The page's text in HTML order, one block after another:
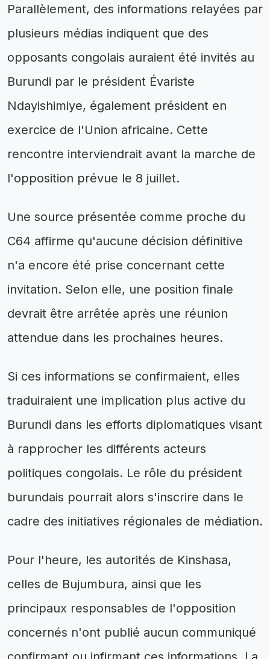
Parallèlement, des informations relayées par
plusieurs médias indiquent que des
opposants congolais auraient été invités au
Burundi par le président Évariste
Ndayishimiye, également président en
exercice de l'Union africaine. Cette
rencontre interviendrait avant la marche de
l'opposition prévue le 8 juillet.
Une source présentée comme proche du
C64 affirme qu'aucune décision définitive
n'a encore été prise concernant cette
invitation. Selon elle, une position finale
devrait être arrêtée après une réunion
attendue dans les prochaines heures.
Si ces informations se confirmaient, elles
traduiraient une implication plus active du
Burundi dans les efforts diplomatiques visant
à rapprocher les différents acteurs
politiques congolais. Le rôle du président
burundais pourrait alors s'inscrire dans le
cadre des initiatives régionales de médiation.
Pour l'heure, les autorités de Kinshasa,
celles de Bujumbura, ainsi que les
principaux responsables de l'opposition
concernés n'ont publié aucun communiqué